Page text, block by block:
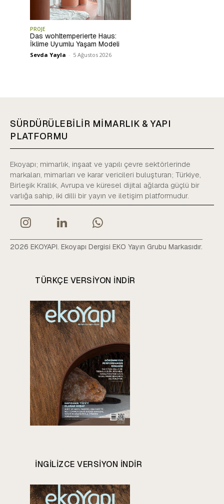
PROJE
Das wohltemperierte Haus:
İklime Uyumlu Yaşam Modeli
Sevda Yayla - 5 Ağustos 2026
SÜRDÜRÜLEBİLİR MİMARLIK & YAPI
PLATFORMU
Ekoyapı; mimarlık, inşaat ve yapılı çevre sektörlerinde
markaları, mimarları ve karar vericileri buluşturan; Türkiye,
Birleşik Krallık, Avrupa ve küresel dijital ağlarda güçlü bir
varlığa sahip, iki dilli bir yayın ve iletişim platformudur.
2026 EKOYAPI. Ekoyapı Dergisi EKO Yayın Grubu Markasıdır.
TÜRKÇE VERSIYON INDIR
INGILIZCE VERSIYON INDIR